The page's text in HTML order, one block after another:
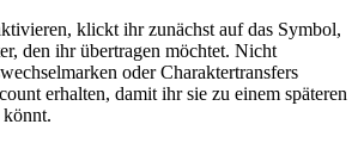
klickt ihr zunächst auf das Symbol,
den ihr übertragen möchtet. Nicht
oder Charaktertransfers
erhalten, damit ihr sie zu einem späteren